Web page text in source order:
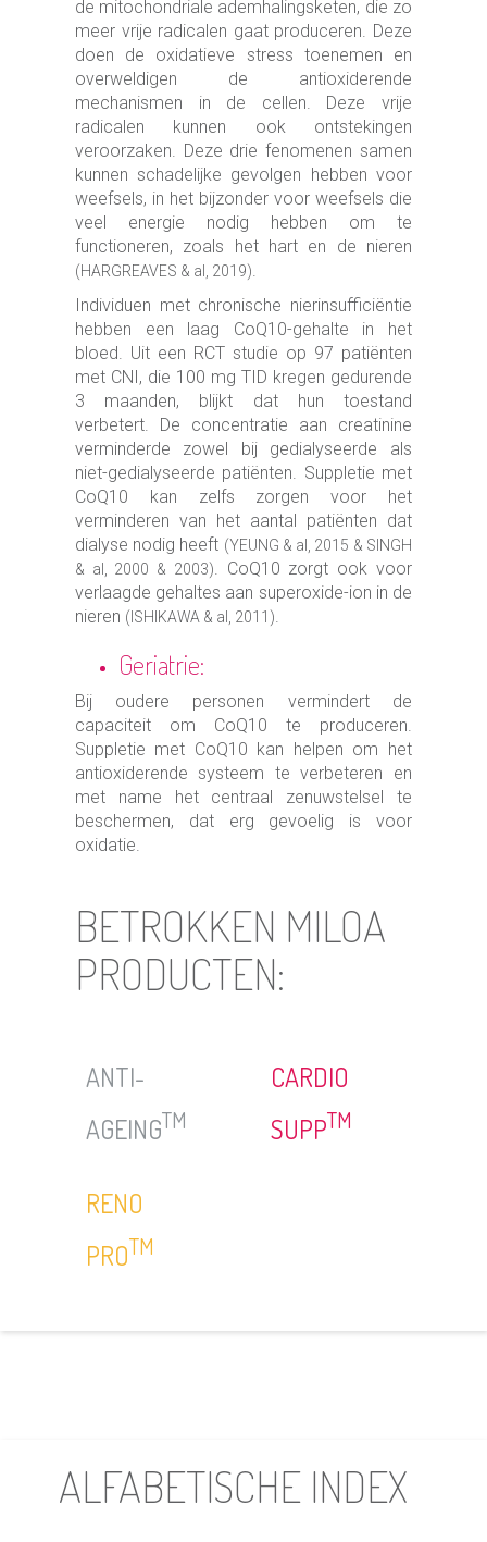
de mitochondriale ademhalingsketen, die zo
meer vrije radicalen gaat produceren. Deze
doen de oxidatieve stress toenemen en
overweldigen de antioxiderende
mechanismen in de cellen. Deze vrije
radicalen kunnen ook ontstekingen
veroorzaken. Deze drie fenomenen samen
kunnen schadelijke gevolgen hebben voor
weefsels, in het bijzonder voor weefsels die
veel energie nodig hebben om te
functioneren, zoals het hart en de nieren
(HARGREAVES & al, 2019).
Individuen met chronische nierinsufficiëntie
hebben een laag CoQ10-gehalte in het
bloed. Uit een RCT studie op 97 patiënten
met CNI, die 100 mg TID kregen gedurende
3 maanden, blijkt dat hun toestand
verbetert. De concentratie aan creatinine
verminderde zowel bij gedialyseerde als
niet-gedialyseerde patiënten. Suppletie met
CoQ10 kan zelfs zorgen voor het
verminderen van het aantal patiënten dat
dialyse nodig heeft (YEUNG & al, 2015 & SINGH
& al, 2000 & 2003). CoQ10 zorgt ook voor
verlaagde gehaltes aan superoxide-ion in de
nieren (ISHIKAWA & al, 2011).
Geriatrie:
Bij oudere personen vermindert de
capaciteit om CoQ10 te produceren.
Suppletie met CoQ10 kan helpen om het
antioxiderende systeem te verbeteren en
met name het centraal zenuwstelsel te
beschermen, dat erg gevoelig is voor
oxidatie.
BETROKKEN MILOA
PRODUCTEN:
ANTI-
AGEINGTM
CARDIO
SUPPTM
RENO
PROTM
ALFABETISCHE INDEX